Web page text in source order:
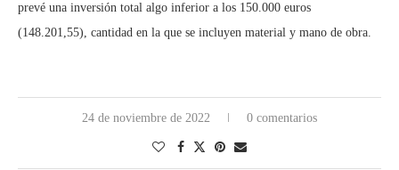
prevé una inversión total algo inferior a los 150.000 euros
(148.201,55), cantidad en la que se incluyen material y mano de obra.
24 de noviembre de 2022 0 comentarios